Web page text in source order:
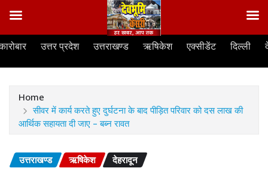
Skip
उत्तर प्रदेश उत्तराखण्ड ऋषिकेश एक्सीडेंट दिल्ली
Home
सीवर में कार्य करते हुए दुर्घटना के बाद पीड़ित परिवार को दस लाख की
आर्थिक सहायता दी जाए – बब्न रावत
उत्तराखण्ड ऋषिकेश देहरादून